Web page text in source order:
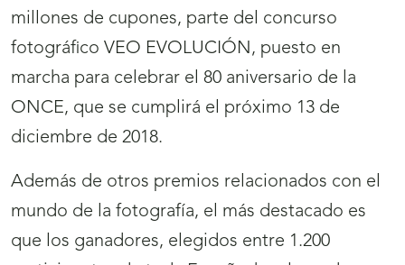
millones de cupones, parte del concurso
fotográfico VEO EVOLUCIÓN, puesto en
marcha para celebrar el 80 aniversario de la
ONCE, que se cumplirá el próximo 13 de
diciembre de 2018.
Además de otros premios relacionados con el
mundo de la fotografía, el más destacado es
que los ganadores, elegidos entre 1.200